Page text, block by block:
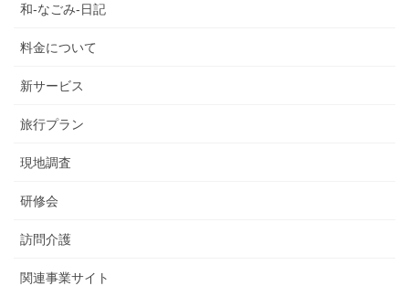
和-なごみ-日記
料金について
新サービス
旅行プラン
現地調査
研修会
訪問介護
関連事業サイト